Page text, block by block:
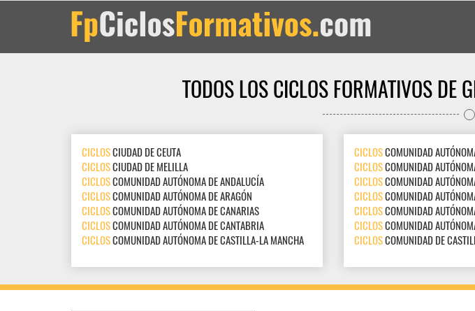
TODOS LOS CICLOS FORMATIVOS DE
CICLOSCIUDAD DE CEUTA
CICLOSCIUDAD DE MELILLA
CICLOSCOMUNIDAD AUTÓNOMA DE ANDALUCÍA
CICLOSCOMUNIDAD AUTÓNOMA DE ARAGÓN
CICLOSCOMUNIDAD AUTÓNOMA DE CANARIAS
CICLOSCOMUNIDAD AUTÓNOMA DE CANTABRIA
CICLOSCOMUNIDAD AUTÓNOMA DE CASTILLA-LA MANCHA
CICLOSCOMUNIDAD
CICLOSCOMUNIDAD
CICLOSCOMUNIDAD
CICLOSCOMUNIDAD
CICLOSCOMUNIDAD
CICLOSCOMUNIDAD
CICLOSCOMUNIDAD DE